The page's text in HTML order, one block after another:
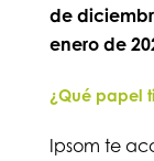
de
enero de
¿Qué papel
Ipsom te